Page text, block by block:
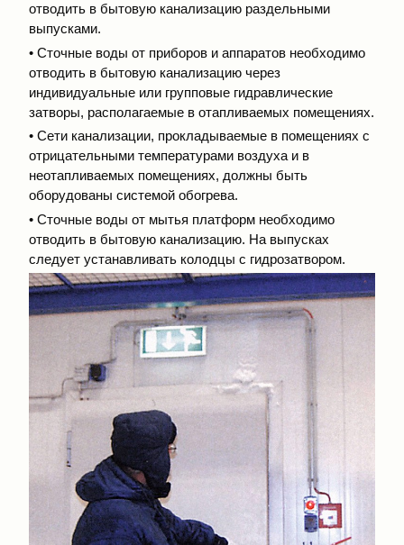
отводить в бытовую канализацию раздельными
выпусками.
• Сточные воды от приборов и аппаратов необходимо
отводить в бытовую канализацию через
индивидуальные или групповые гидравлические
затворы, располагаемые в отапливаемых помещениях.
• Сети канализации, прокладываемые в помещениях с
отрицательными температурами воздуха и в
неотапливаемых помещениях, должны быть
оборудованы системой обогрева.
• Сточные воды от мытья платформ необходимо
отводить в бытовую канализацию. На выпусках
следует устанавливать колодцы с гидрозатвором.